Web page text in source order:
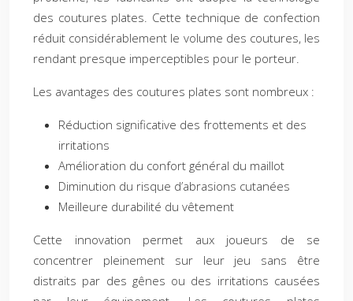
des coutures plates. Cette technique de confection
réduit considérablement le volume des coutures, les
rendant presque imperceptibles pour le porteur.
Les avantages des coutures plates sont nombreux :
Réduction significative des frottements et des
irritations
Amélioration du confort général du maillot
Diminution du risque d’abrasions cutanées
Meilleure durabilité du vêtement
Cette innovation permet aux joueurs de se
concentrer pleinement sur leur jeu sans être
distraits par des gênes ou des irritations causées